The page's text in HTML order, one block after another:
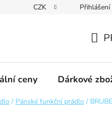
údajů GDPR Formulář
CZK Přihlášení
ceny Dárkové
/ Pánské funkční prádlo /